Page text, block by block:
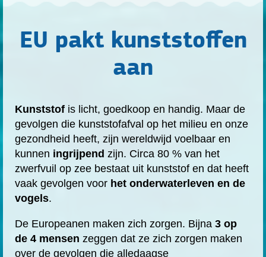
EU pakt kunststoffen
aan
Kunststof is licht, goedkoop en handig. Maar de
gevolgen die kunststofafval op het milieu en onze
gezondheid heeft, zijn wereldwijd voelbaar en
kunnen ingrijpend zijn. Circa 80 % van het
zwerfvuil op zee bestaat uit kunststof en dat heeft
vaak gevolgen voor het onderwaterleven en de
vogels.
De Europeanen maken zich zorgen. Bijna 3 op
de 4 mensen zeggen dat ze zich zorgen maken
over de gevolgen die alledaagse